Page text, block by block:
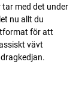
med det under
nu allt du
för att
vävt